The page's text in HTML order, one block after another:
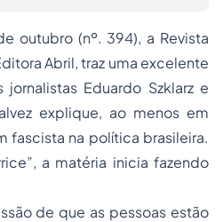
outubro (nº. 394), a Revista
Abril, traz uma excelente
Eduardo Szklarz e
explique, ao menos em
fascista na política brasileira.
a matéria inicia fazendo
de que as pessoas estão